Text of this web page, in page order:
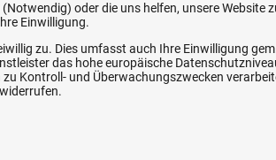
Vorteile
oder die uns helfen, unsere
Einwilligung.
zu. Dies umfasst auch Ihre Einwilligung
das hohe europäische
Kontroll- und Überwachungszwecken